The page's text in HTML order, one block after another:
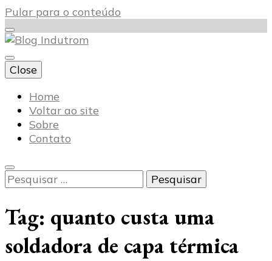
Pular para o conteúdo
Blog Indutrom
Close
Home
Voltar ao site
Sobre
Contato
Pesquisar
por:
Tag: quanto custa uma
soldadora de capa térmica